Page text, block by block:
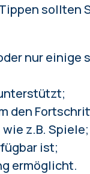
sollten
nur einige
den
z.B. Spiele;
ist;
ermöglicht.